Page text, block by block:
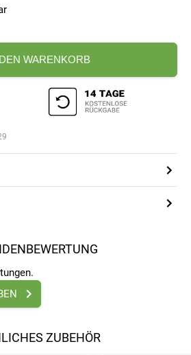
WARENKORB
ZUBEHÖR